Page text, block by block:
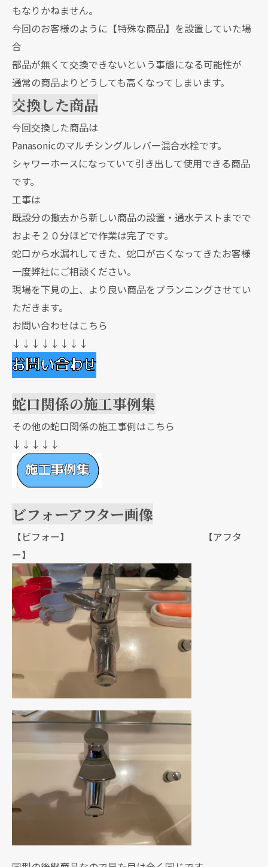
もなりかねません。
今回のお客様のように【特殊な商品】を設置していた場
合
部品が無くて交換できないという事態になる可能性が
通常の商品よりどうしても高くなってしまいます。
交換した商品
今回交換した商品は
Panasonicのマルチシングルレバー混合水栓です。
シャワーホースになっていて引き出して使用できる商品
です。
工事は
既設分の撤去から新しい商品の設置・通水テストまでで
およそ２０分ほどで作業は完了です。
蛇口から水漏れしてきた、蛇口が古くなってきたお客様
一度弊社にご相談ください。
現場を下見の上、より良い商品をプランニングさせてい
ただきます。
お問い合わせはこちら
↓↓↓↓↓↓↓↓
蛇口関係の施工事例集
その他の蛇口関係の施工事例はこちら
↓↓↓↓↓
ビフォーアフター画像
【ビフォー】 【アフタ
ー】